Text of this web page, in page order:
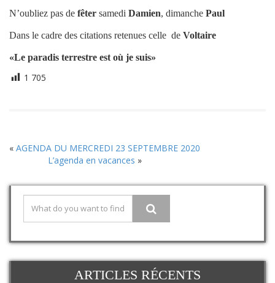
N’oubliez pas de fêter samedi Damien, dimanche Paul
Dans le cadre des citations retenues celle de Voltaire
«Le paradis terrestre est où je suis»
1 705
« AGENDA DU MERCREDI 23 SEPTEMBRE 2020
L’agenda en vacances »
ARTICLES RÉCENTS